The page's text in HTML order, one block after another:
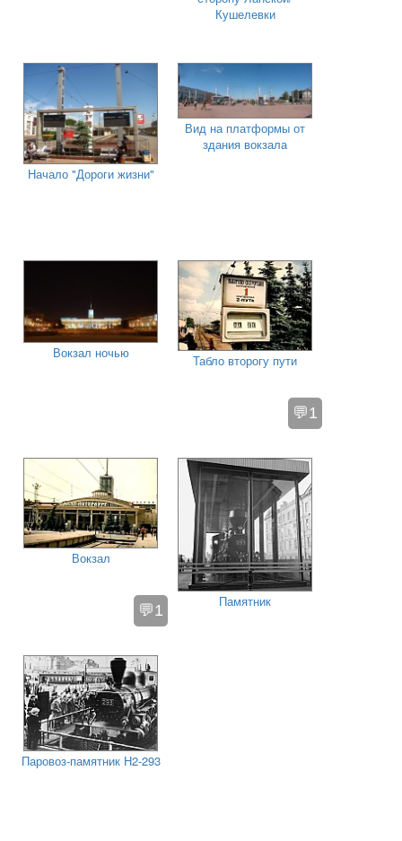
Кушелевки
Начало "Дороги жизни"
Вид на платформы от
здания вокзала
Вокзал ночью
💬1
Табло второгу пути
💬1
Вокзал
Памятник
Паровоз-памятник Н2-293